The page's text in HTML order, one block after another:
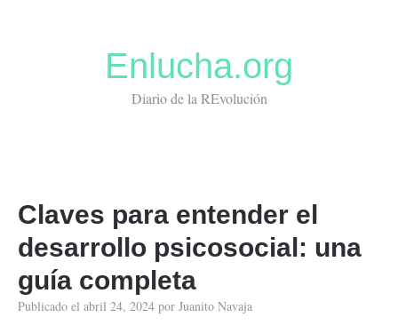
Enlucha.org
Diario de la REvolución
Claves para entender el
desarrollo psicosocial: una
guía completa
Publicado el abril 24, 2024 por Juanito Navaja